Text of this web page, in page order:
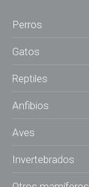
Perros
Gatos
Reptiles
Anfibios
Aves
Invertebrados